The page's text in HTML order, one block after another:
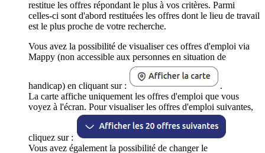
restitue les offres répondant le plus à vos critères. Parmi
celles-ci sont d'abord restituées les offres dont le lieu de travail
est le plus proche de votre recherche.
Vous avez la possibilité de visualiser ces offres d'emploi via
Mappy (non accessible aux personnes en situation de
handicap) en cliquant sur :
.
La carte affiche uniquement les offres d'emploi que vous
voyez à l'écran. Pour visualiser les offres d'emploi suivantes,
cliquez sur :
Vous avez également la possibilité de changer le